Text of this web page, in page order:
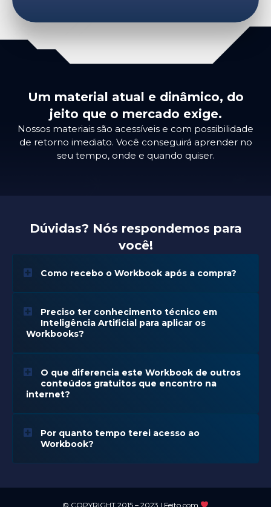
Um material atual e dinâmico, do
jeito que o mercado exige.
Nossos materiais são acessíveis e com possibilidade
de retorno imediato. Você conseguirá aprender no
seu tempo, onde e quando quiser.
Dúvidas? Nós respondemos para
você!
Como recebo o Workbook após a compra?
Preciso ter conhecimento técnico em
Inteligência Artificial para aplicar os
Workbooks?
O que diferencia este Workbook de outros
conteúdos gratuitos que encontro na
internet?
Por quanto tempo terei acesso ao
Workbook?
© COPYRIGHT 2015 – 2023 | Feito com